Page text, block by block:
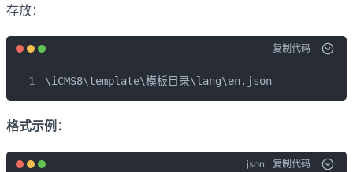
存放：
复制代码
\iCMS8\template\模板目录\lang\en.json
格式示例：
json 复制代码